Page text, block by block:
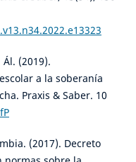
(2019).
a la soberanía
Praxis & Saber. 10
(2017). Decreto